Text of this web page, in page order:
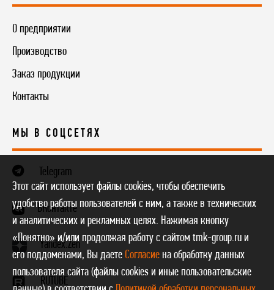
О предприятии
Производство
Заказ продукции
Контакты
МЫ В СОЦСЕТЯХ
Telegram
ВКонтакте
Yandex.Zen
RUTUBE
Этот сайт использует файлы cookies, чтобы обеспечить
удобство работы пользователей с ним, а также в технических
и аналитических и рекламных целях. Нажимая кнопку
«Понятно» и/или продолжая работу с сайтом tmk-group.ru и
его поддоменами, Вы даете Согласие на обработку данных
пользователя сайта (файлы cookies и иные пользовательские